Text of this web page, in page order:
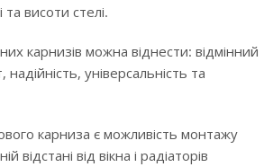
висоти стелі.
карнизів можна віднести: відмінний
універсальність та
карниза є можливість монтажу
відстані від вікна і радіаторів